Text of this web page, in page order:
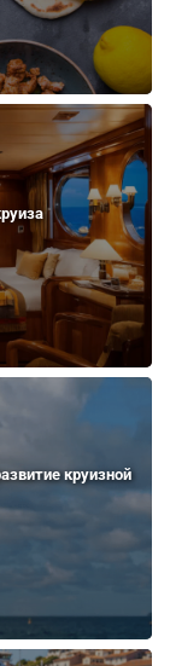
круизной